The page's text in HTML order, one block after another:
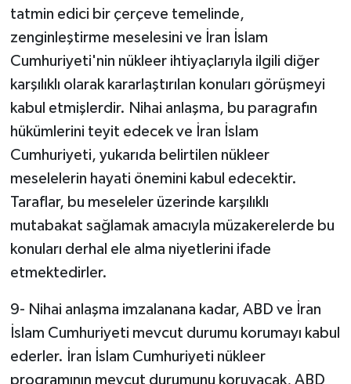
tatmin edici bir çerçeve temelinde,
zenginleştirme meselesini ve İran İslam
Cumhuriyeti'nin nükleer ihtiyaçlarıyla ilgili diğer
karşılıklı olarak kararlaştırılan konuları görüşmeyi
kabul etmişlerdir. Nihai anlaşma, bu paragrafın
hükümlerini teyit edecek ve İran İslam
Cumhuriyeti, yukarıda belirtilen nükleer
meselelerin hayati önemini kabul edecektir.
Taraflar, bu meseleler üzerinde karşılıklı
mutabakat sağlamak amacıyla müzakerelerde bu
konuları derhal ele alma niyetlerini ifade
etmektedirler.
9- Nihai anlaşma imzalanana kadar, ABD ve İran
İslam Cumhuriyeti mevcut durumu korumayı kabul
ederler. İran İslam Cumhuriyeti nükleer
programının mevcut durumunu koruyacak, ABD